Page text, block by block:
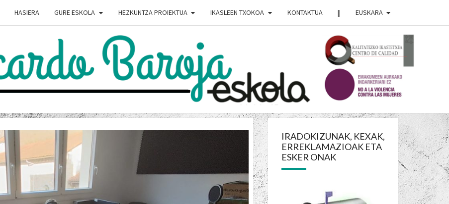
HASIERA GURE ESKOLA HEZKUNTZA PROIEKTUA IKASLEEN TXOKOA KONTAKTUA || EUSKARA
RICARDO
BAROJA
ESKOLA
Ricardo
Eskola
IRADOKIZUNAK, KEXAK,
ERREKLAMAZIOAK ETA
ESKER ONAK